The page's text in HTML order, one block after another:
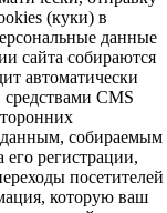
(куки) в
данные
сайта собираются
автоматически
CMS
собираемым
его регистрации,
посетителей
которую ваш